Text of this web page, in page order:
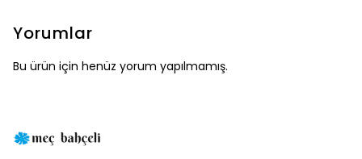
Yorumlar
Bu ürün için henüz yorum yapılmamış.